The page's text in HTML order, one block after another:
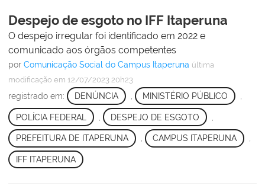
Despejo de esgoto no IFF Itaperuna
O despejo irregular foi identificado em 2022 e
comunicado aos órgãos competentes
por Comunicação Social do Campus Itaperuna última
modificação em 12/07/2023 20h23
registrado em: DENÚNCIA MINISTÉRIO PÚBLICO
POLÍCIA FEDERAL DESPEJO DE ESGOTO
PREFEITURA DE ITAPERUNA , CAMPUS ITAPERUNA ,
IFF ITAPERUNA